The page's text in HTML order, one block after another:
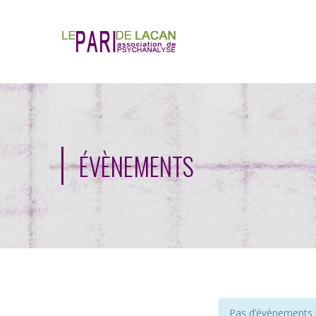
ÉVÈNEMENTS
Pas